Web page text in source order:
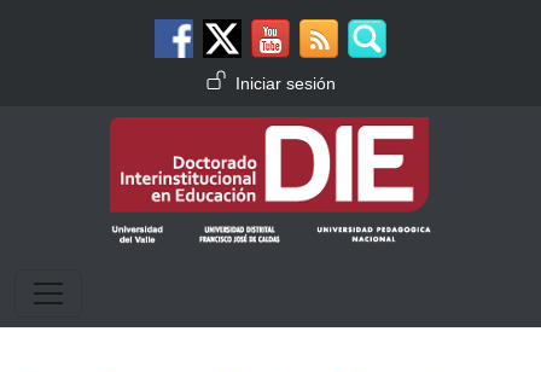
Menú de cuenta de usuario
Iniciar sesión